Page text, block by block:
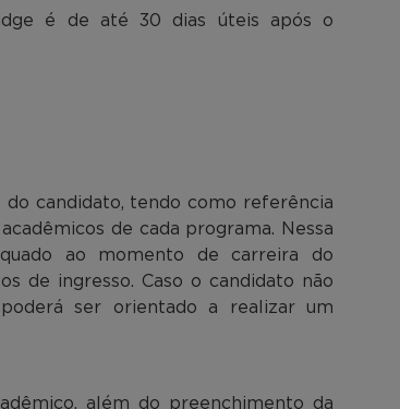
é de até 30 dias úteis após o
candidato, tendo como referência
de cada programa. Nessa
ao momento de carreira do
de ingresso. Caso o candidato não
ser orientado a realizar um
além do preenchimento da